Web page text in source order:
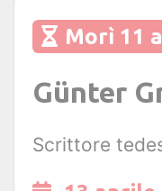
Morì 11
Günter
Scrittore